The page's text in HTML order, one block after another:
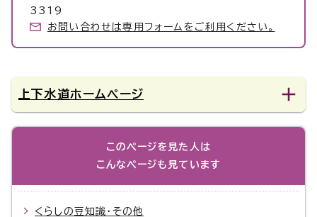
3319
お問い合わせは専用フォームをご利用ください。
上下水道ホームページ
このページを見た人は
こんなページも見ています
くらしの豆知識・その他